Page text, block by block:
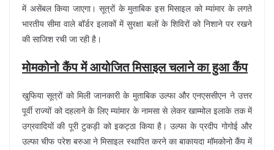
में असेंबल किया जाएगा। सूत्रों के मुताबिक इस मिसाइल को म्यांमार के लगते
भारतीय सीमा वाले बॉर्डर इलाकों में सुरक्षा बलों के शिविरों को निशाने पर रखने
की साजिश रची जा रही है।
मोमकोनो कैंप में आयोजित मिसाइल चलाने का हुआ कैंप
खुफिया सूत्रों को मिली जानकारी के मुताबिक उल्फा और एनएससीएन ने उत्तर
पूर्वी राज्यों को दहलाने के लिए म्यांमार के नामसा से लेकर खाम्मोल इलाके तक में
उग्रवादियों की पूरी टुकड़ी को इकट्ठा किया है। उल्फा के प्रदीप गोगोई और
उल्फा चीफ परेश बरुआ ने मिसाइल स्थापित करने का बाकायदा मॉमकोनो कैंप में